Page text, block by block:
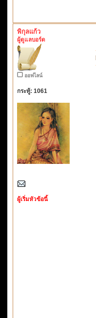
พิกุลแก้ว
ผู้ดูแลบอร์ด
ออฟไลน์
กระทู้: 1061
ผู้เริ่มหัวข้อนี้